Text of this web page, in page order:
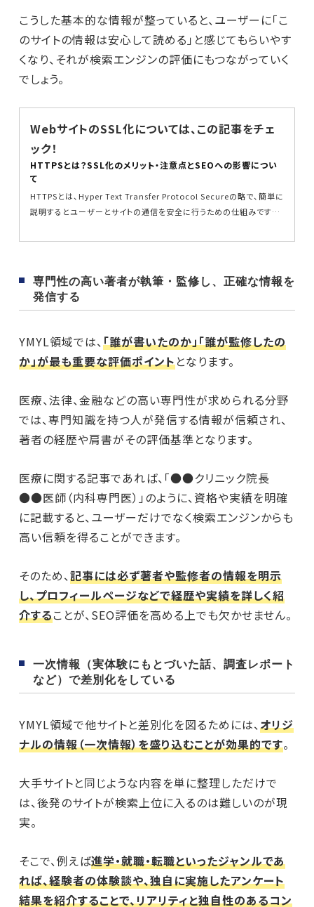
こうした基本的な情報が整っていると、ユーザーに「こ
のサイトの情報は安心して読める」と感じてもらいやす
くなり、それが検索エンジンの評価にもつながっていく
でしょう。
WebサイトのSSL化については、この記事をチェ
ック！
HTTPSとは？SSL化のメリット・注意点とSEOへの影響につい
て
HTTPSとは、Hyper Text Transfer Protocol Secureの略で、簡単に
説明するとユーザーとサイトの通信を安全に行うための仕組みです。S
専門性の高い著者が執筆・監修し、正確な情報を
発信する
YMYL領域では、「誰が書いたのか」「誰が監修したの
か」が最も重要な評価ポイントとなります。
医療、法律、金融などの高い専門性が求められる分野
では、専門知識を持つ人が発信する情報が信頼され、
著者の経歴や肩書がその評価基準となります。
医療に関する記事であれば、「●●クリニック院長
●●医師（内科専門医）」のように、資格や実績を明確
に記載すると、ユーザーだけでなく検索エンジンからも
高い信頼を得ることができます。
そのため、記事には必ず著者や監修者の情報を明示
し、プロフィールページなどで経歴や実績を詳しく紹
介することが、SEO評価を高める上でも欠かせません。
一次情報（実体験にもとづいた話、調査レポート
など）で差別化をしている
YMYL領域で他サイトと差別化を図るためには、オリジ
ナルの情報（一次情報）を盛り込むことが効果的です。
大手サイトと同じような内容を単に整理しただけで
は、後発のサイトが検索上位に入るのは難しいのが現
実。
そこで、例えば進学・就職・転職といったジャンルであ
れば、経験者の体験談や、独自に実施したアンケート
結果を紹介することで、リアリティと独自性のあるコン